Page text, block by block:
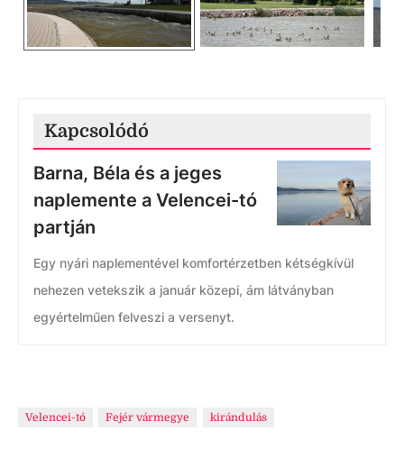
Kapcsolódó
Barna, Béla és a jeges
naplemente a Velencei-tó
partján
Egy nyári naplementével komfortérzetben kétségkívül
nehezen vetekszik a január közepi, ám látványban
egyértelműen felveszi a versenyt.
Velencei-tó Fejér vármegye kirándulás